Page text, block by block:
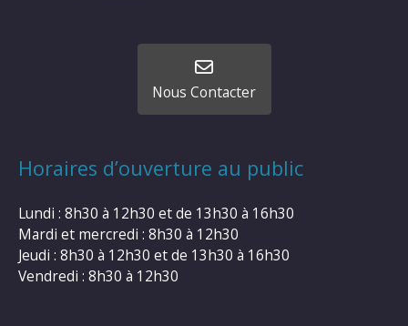
Nous Contacter
Horaires d’ouverture au public
Lundi : 8h30 à 12h30 et de 13h30 à 16h30
Mardi et mercredi : 8h30 à 12h30
Jeudi : 8h30 à 12h30 et de 13h30 à 16h30
Vendredi : 8h30 à 12h30